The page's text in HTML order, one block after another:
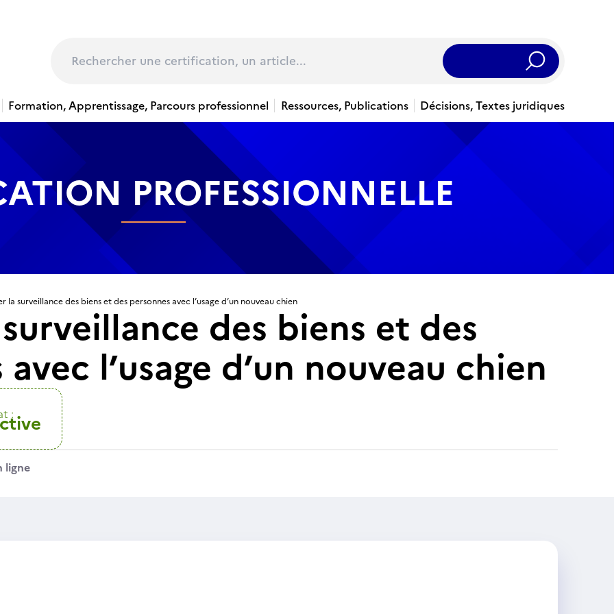
Rechercher
Formation, Apprentissage, Parcours professionnel Ressources, Publications Décisions, Textes juridiques
PROFESSIONNELLE
la surveillance des biens et des personnes avec l’usage d’un nouveau chien
des biens et des
l’usage d’un nouveau chien
:
ligne